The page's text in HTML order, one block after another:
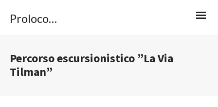
Proloco Caviola
Percorso escursionistico ”La Via
Tilman”